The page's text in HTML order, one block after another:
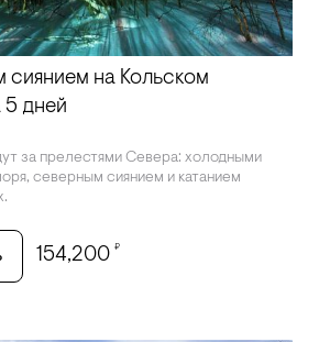
сиянием на Кольском
5 дней
за прелестями Севера: холодными
северным сиянием и катанием
154,200 ₽